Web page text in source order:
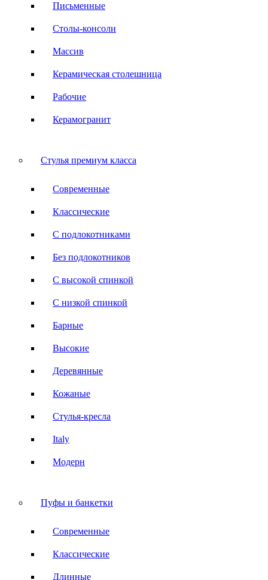
Письменные
Столы-консоли
Массив
Керамическая столешница
Рабочие
Керамогранит
Стулья премиум класса
Современные
Классические
С подлокотниками
Без подлокотников
С высокой спинкой
С низкой спинкой
Барные
Высокие
Деревянные
Кожаные
Стулья-кресла
Italy
Модерн
Пуфы и банкетки
Современные
Классические
Длинные